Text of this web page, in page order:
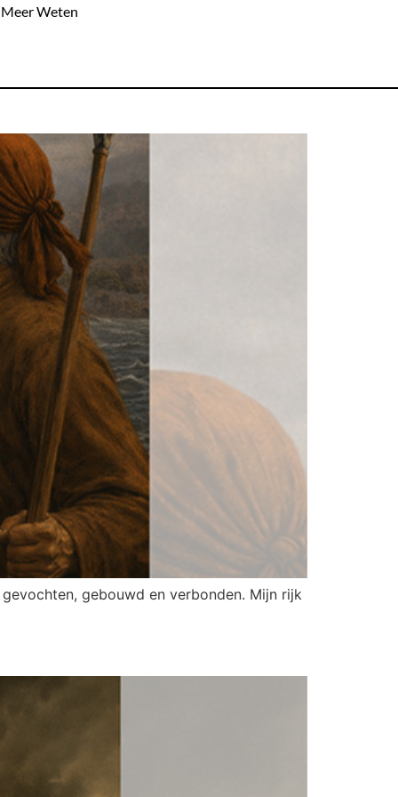
Meer Weten
gebouwd en verbonden. Mijn rijk